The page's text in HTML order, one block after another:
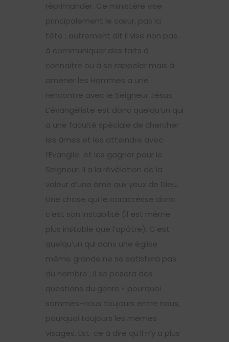
réprimander. Ce ministère vise
principalement le cœur, pas la
tête ; autrement dit il vise non pas
à communiquer des faits à
connaitre ou à se rappeler mais à
amener les Hommes a une
rencontre avec le Seigneur Jésus.
L’évangéliste est donc quelqu’un qui
a une faculté spéciale de chercher
les âmes et les atteindre avec
l’Evangile et les gagner pour le
Seigneur. Il a la révélation de la
valeur d’une âme aux yeux de Dieu.
Une chose qui le caractérise donc
c’est son instabilité (il est même
plus instable que l’apôtre). C’est
quelqu’un qui dans une église
même grande ne se satisfera pas
du nombre ; il se posera des
questions du genre « pourquoi
sommes-nous toujours entre nous,
pourquoi toujours les mêmes
visages. Est-ce à dire qu’il n’y a plus